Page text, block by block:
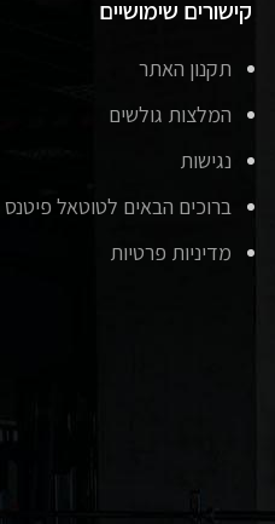
קישורים שימושיים
תקנון האתר
המלצות גולשים
נגישות
ברוכים הבאים לטוטאל פיטנס
מדיניות פרטיות